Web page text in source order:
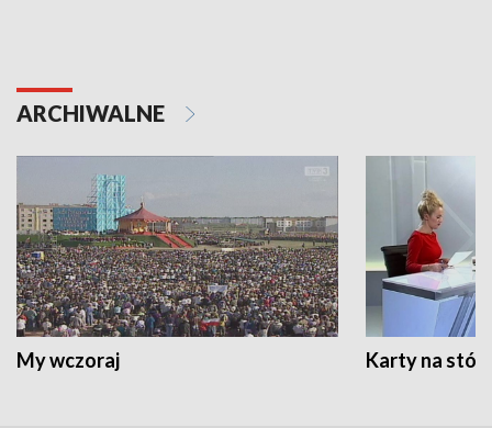
ARCHIWALNE
My wczoraj Karty na